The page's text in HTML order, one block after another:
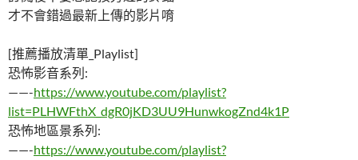
才不會錯過最新上傳的影片唷
[推薦播放清單_Playlist]
恐怖影音系列:
——-https://www.youtube.com/playlist?
list=PLHWFthX_dgR0jKD3UU9HunwkogZnd4k1P
恐怖地區景系列:
——-https://www.youtube.com/playlist?